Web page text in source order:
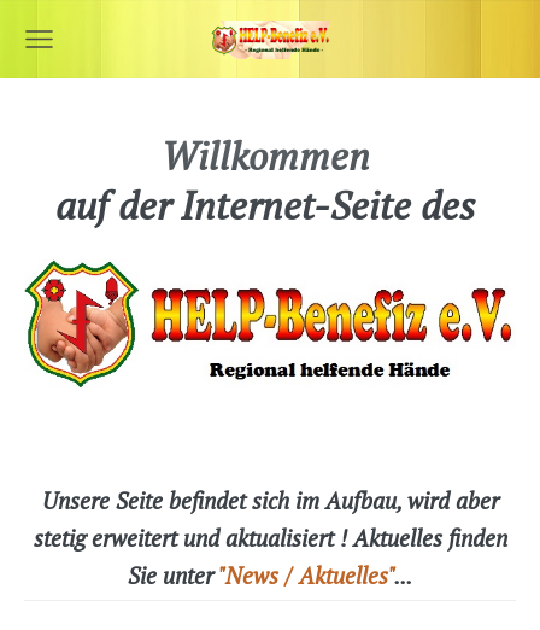
Willkommen
auf der Internet-Seite des
Unsere Seite befindet sich im Aufbau, wird aber
stetig erweitert und aktualisiert ! Aktuelles finden
Sie unter"News / Aktuelles"...